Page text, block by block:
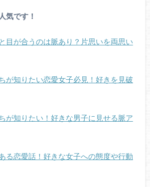
気です！
目が合うのは脈あり？片思いを両思い
が知りたい恋愛女子必見！好きを見破
が知りたい！好きな男子に見せる脈ア
る恋愛話！好きな女子への態度や行動